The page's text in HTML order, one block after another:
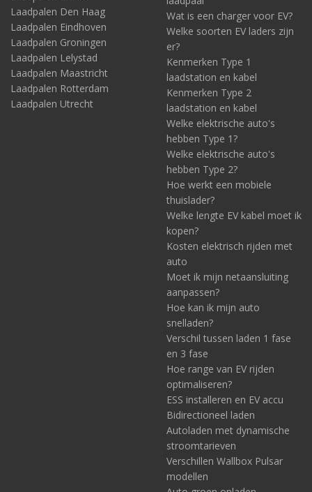
Laadpalen Den Haag
Laadpalen Eindhoven
Laadpalen Groningen
Laadpalen Lelystad
Laadpalen Maastricht
Laadpalen Rotterdam
Laadpalen Utrecht
Wat is een charger voor EV?
Welke soorten EV laders zijn
er?
Kenmerken Type 1
laadstation en kabel
Kenmerken Type 2
laadstation en kabel
Welke elektrische auto's
hebben Type 1?
Welke elektrische auto's
hebben Type 2?
Hoe werkt een mobiele
thuislader?
Welke lengte EV kabel moet ik
kopen?
Kosten elektrisch rijden met
auto
Moet ik mijn netaansluiting
aanpassen?
Hoe kan ik mijn auto
snelladen?
Verschil tussen laden 1 fase
en 3 fase
Hoe range van EV rijden
optimaliseren?
ESS installeren en EV accu
Bidirectioneel laden
Autoladen met dynamische
stroomtarieven
Verschillen Wallbox Pulsar
modellen